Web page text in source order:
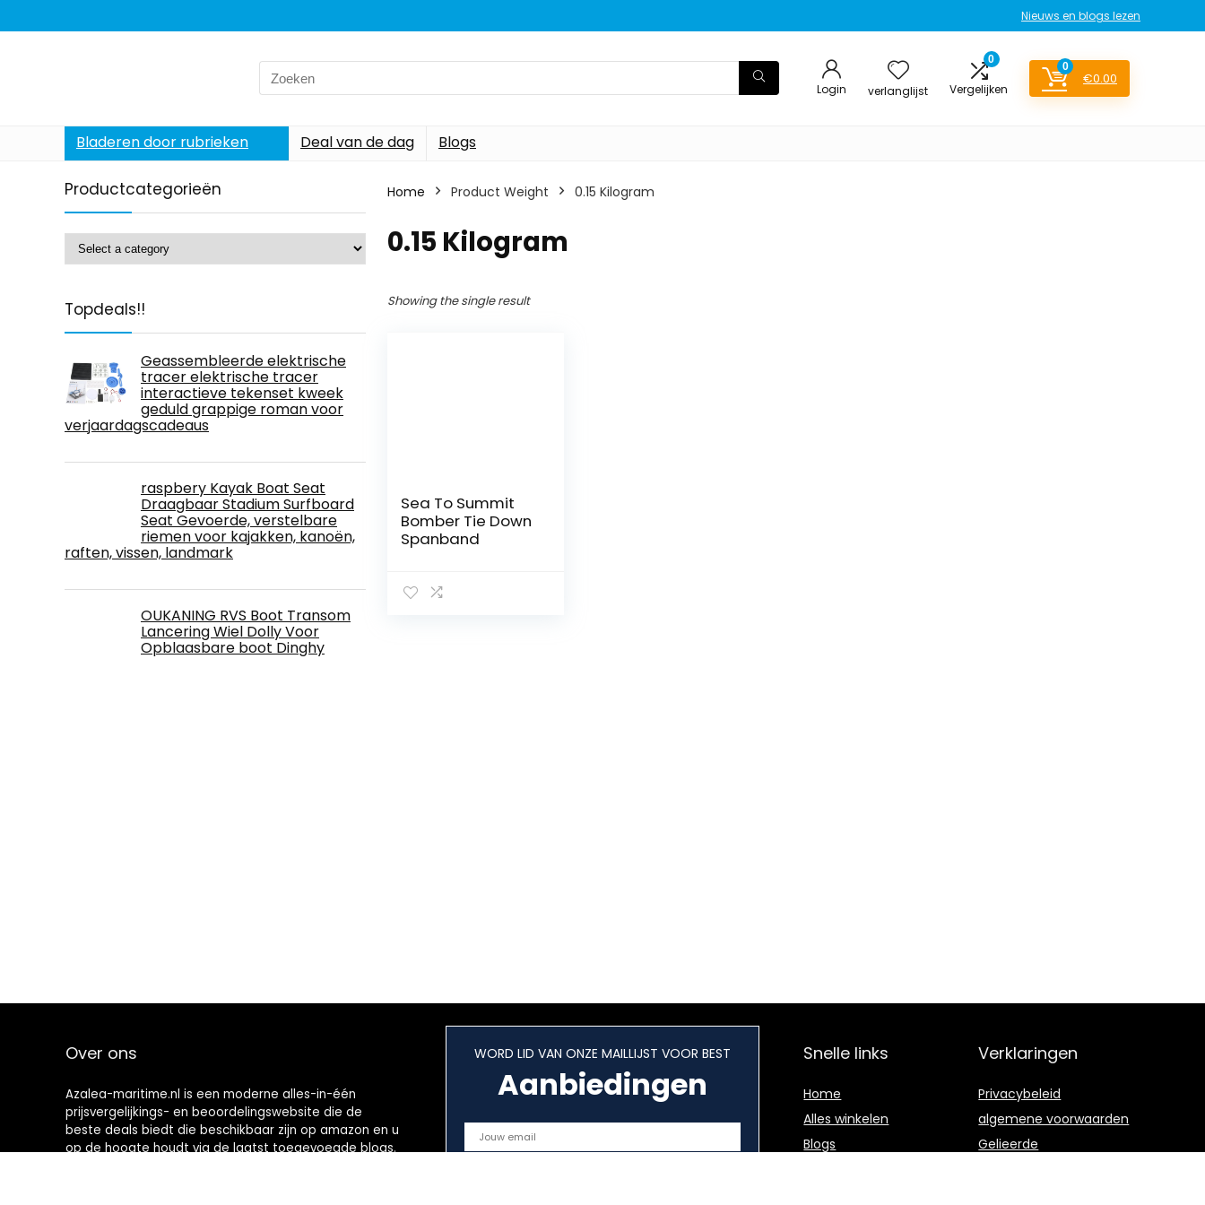
Nieuws en blogs lezen
Search
for:
Login verlanglijst
0
Vergelijken
0
€0.00
Bladeren door rubrieken Deal van de dag Blogs
Productcategorieën
Topdeals!!
Geassembleerde elektrische
tracer elektrische tracer
interactieve tekenset kweek
geduld grappige roman voor
verjaardagscadeaus
raspbery Kayak Boat Seat
Draagbaar Stadium Surfboard
Seat Gevoerde, verstelbare
riemen voor kajakken, kanoën,
raften, vissen, landmark
OUKANING RVS Boot Transom
Lancering Wiel Dolly Voor
Opblaasbare boot Dinghy
Home Product Weight ‎0.15 Kilogram
‎0.15 Kilogram
Showing the single result
Sea To Summit
Bomber Tie Down
Spanband
Over ons
Azalea-maritime.nl is een moderne alles-in-één
prijsvergelijkings- en beoordelingswebsite die de
beste deals biedt die beschikbaar zijn op amazon en u
op de hoogte houdt via de laatst toegevoegde blogs.
WORD LID VAN ONZE MAILLIJST VOOR BEST
Aanbiedingen
Snelle links
Home
Alles winkelen
Blogs
Verklaringen
Privacybeleid
algemene voorwaarden
Gelieerde